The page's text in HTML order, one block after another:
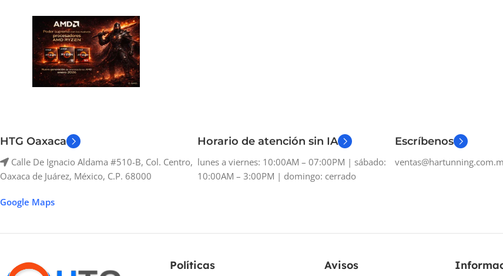
HTG Oaxaca
Calle De Ignacio Aldama #510-B, Col. Centro,
Oaxaca de Juárez, México, C.P. 68000
Google Maps
Horario de atención sin IA
lunes a viernes: 10:00AM – 07:00PM | sábado:
10:00AM – 3:00PM | domingo: cerrado
Escríbenos
Políticas Avisos